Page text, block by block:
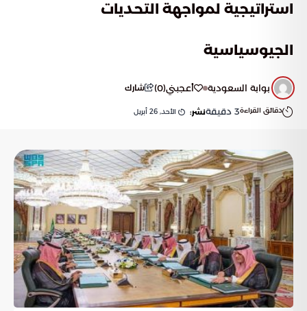
استراتيجية لمواجهة التحديات
الجيوسياسية
بوابة السعودية أعجبني(
0
) شارك
دقائق القراءة3 دقيقةنشر: الأحد, 26 أبريل